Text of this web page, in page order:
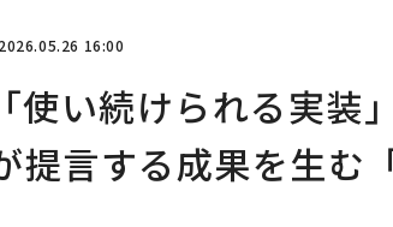
2026.05.26 16:00
い続けられる実装」
提言する成果を生む